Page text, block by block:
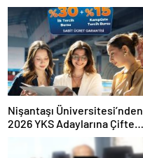
Nişantaşı Üniversitesi’nden
2026 YKS Adaylarına Çifte
Güvence: Sabit Ücret ve
Kesintisiz Burs